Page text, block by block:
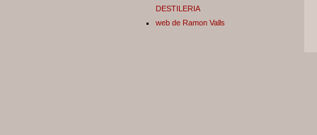
DESTILERIA
web de Ramon Valls